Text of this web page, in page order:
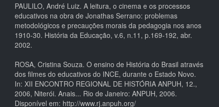
PAULILO, André Luiz. A leitura, o cinema e os processos
educativos na obra de Jonathas Serrano: problemas
metodológicos e precauções morais da pedagogia nos anos
1910-30. História da Educação, v.6, n.11, p.169-192, abr.
2002.
ROSA, Cristina Souza. O ensino de História do Brasil através
dos filmes do educativos do INCE, durante o Estado Novo.
In: XII ENCONTRO REGIONAL DE HISTÓRIA ANPUH, 12.,
2006, Niterói. Anais... Rio de Janeiro: ANPUH, 2006.
Disponível em: http://www.rj.anpuh.org/